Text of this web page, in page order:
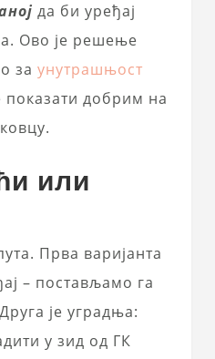
да би уређај
Ово је решење
за унутрашњост
добрим на
или
Прва варијанта
– постављамо га
је уградња:
у зид од ГК